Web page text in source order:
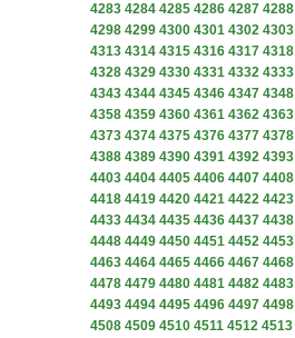
4283 4284 4285 4286 4287 4288
4298 4299 4300 4301 4302 4303
4313 4314 4315 4316 4317 4318
4328 4329 4330 4331 4332 4333
4343 4344 4345 4346 4347 4348
4358 4359 4360 4361 4362 4363
4373 4374 4375 4376 4377 4378
4388 4389 4390 4391 4392 4393
4403 4404 4405 4406 4407 4408
4418 4419 4420 4421 4422 4423
4433 4434 4435 4436 4437 4438
4448 4449 4450 4451 4452 4453
4463 4464 4465 4466 4467 4468
4478 4479 4480 4481 4482 4483
4493 4494 4495 4496 4497 4498
4508 4509 4510 4511 4512 4513